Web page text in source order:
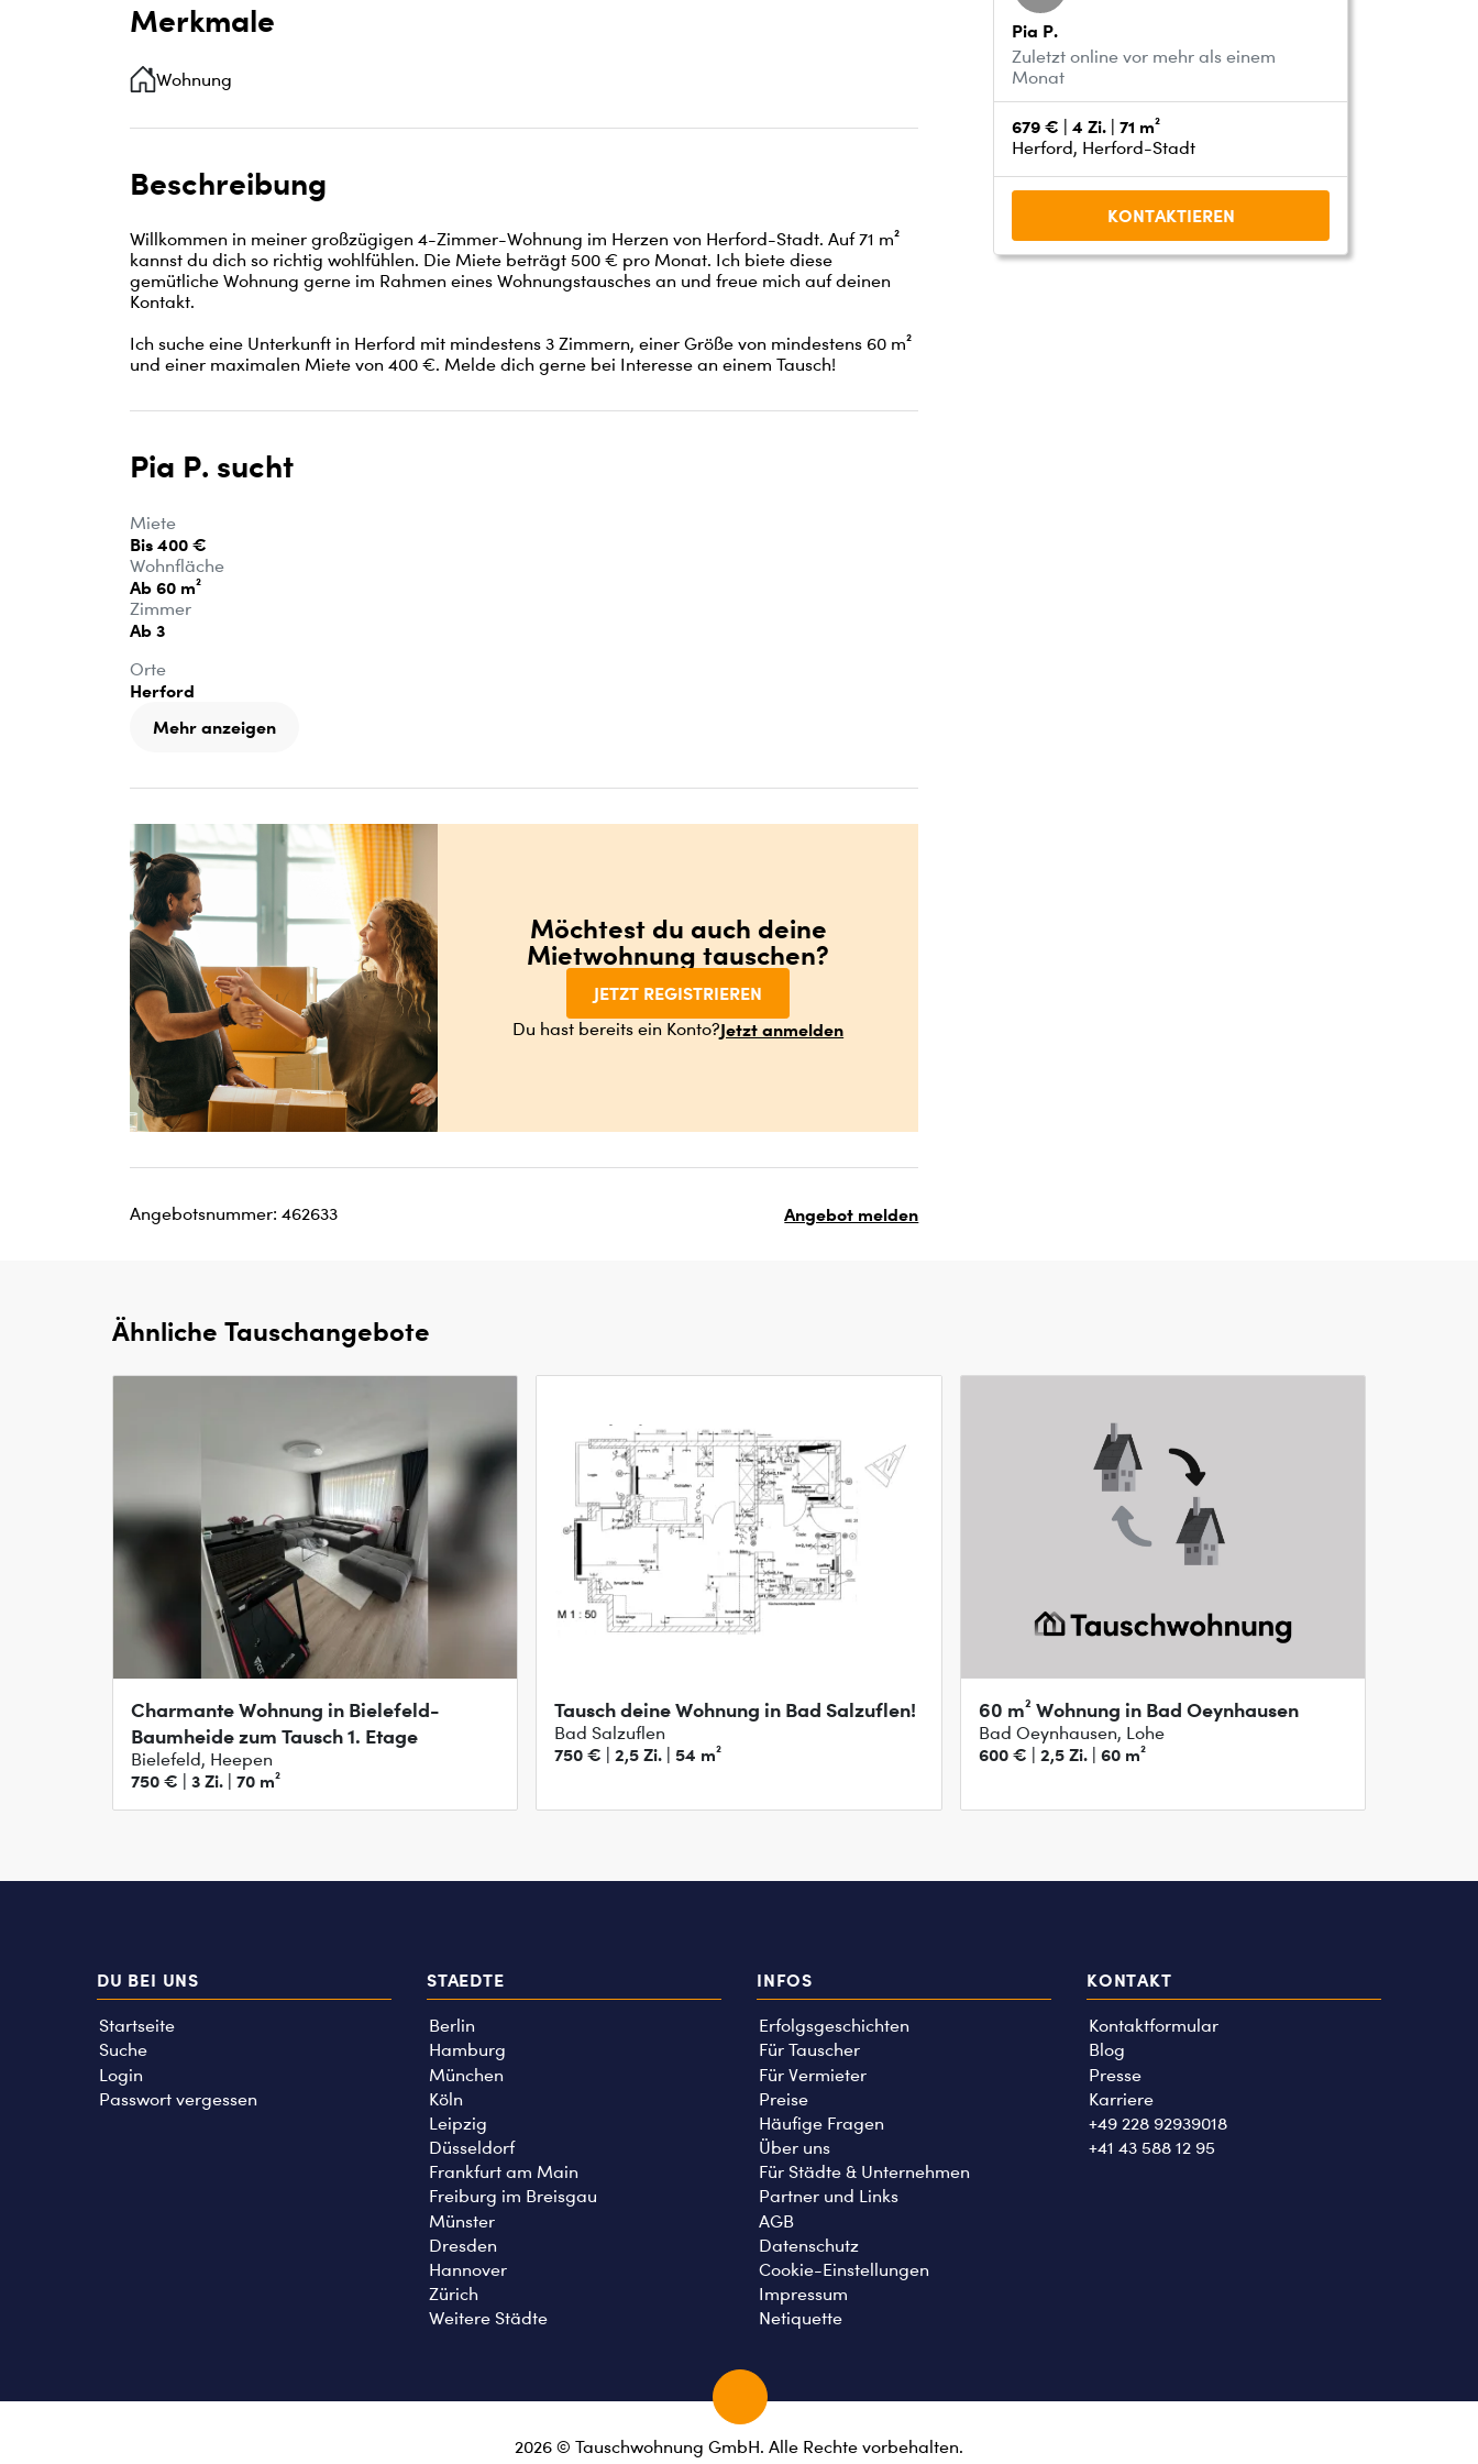
Merkmale
Wohnung
Beschreibung
Willkommen in meiner großzügigen 4-Zimmer-Wohnung im Herzen von Herford-Stadt. Auf 71 m²
kannst du dich so richtig wohlfühlen. Die Miete beträgt 500 € pro Monat. Ich biete diese
gemütliche Wohnung gerne im Rahmen eines Wohnungstausches an und freue mich auf deinen
Kontakt.
Ich suche eine Unterkunft in Herford mit mindestens 3 Zimmern, einer Größe von mindestens 60 m²
und einer maximalen Miete von 400 €. Melde dich gerne bei Interesse an einem Tausch!
Pia P. sucht
Miete
Bis 400 €
Wohnfläche
Ab 60 m²
Zimmer
Ab 3
Orte
Herford
Mehr anzeigen
Möchtest du auch deine
Mietwohnung tauschen?
JETZT REGISTRIEREN
Du hast bereits ein Konto?Jetzt anmelden
Angebotsnummer: 462633 Angebot melden
Pia P.
Zuletzt online vor mehr als einem
Monat
679 € | 4 Zi. | 71 m²
Herford, Herford-Stadt
KONTAKTIEREN
Ähnliche Tauschangebote
Charmante Wohnung in Bielefeld-
Baumheide zum Tausch 1. Etage
Bielefeld, Heepen
750 € | 3 Zi. | 70 m²
Tausch deine Wohnung in Bad Salzuflen!
Bad Salzuflen
750 € | 2,5 Zi. | 54 m²
60 m² Wohnung in Bad Oeynhausen
Bad Oeynhausen, Lohe
600 € | 2,5 Zi. | 60 m²
DU BEI UNS
Startseite
Suche
Login
Passwort vergessen
STAEDTE
Berlin
Hamburg
München
Köln
Leipzig
Düsseldorf
Frankfurt am Main
Freiburg im Breisgau
Münster
Dresden
Hannover
Zürich
Weitere Städte
INFOS
Erfolgsgeschichten
Für Tauscher
Für Vermieter
Preise
Häufige Fragen
Über uns
Für Städte & Unternehmen
Partner und Links
AGB
Datenschutz
Cookie-Einstellungen
Impressum
Netiquette
KONTAKT
Kontaktformular
Blog
Presse
Karriere
+49 228 92939018
+41 43 588 12 95
2026 © Tauschwohnung GmbH. Alle Rechte vorbehalten.